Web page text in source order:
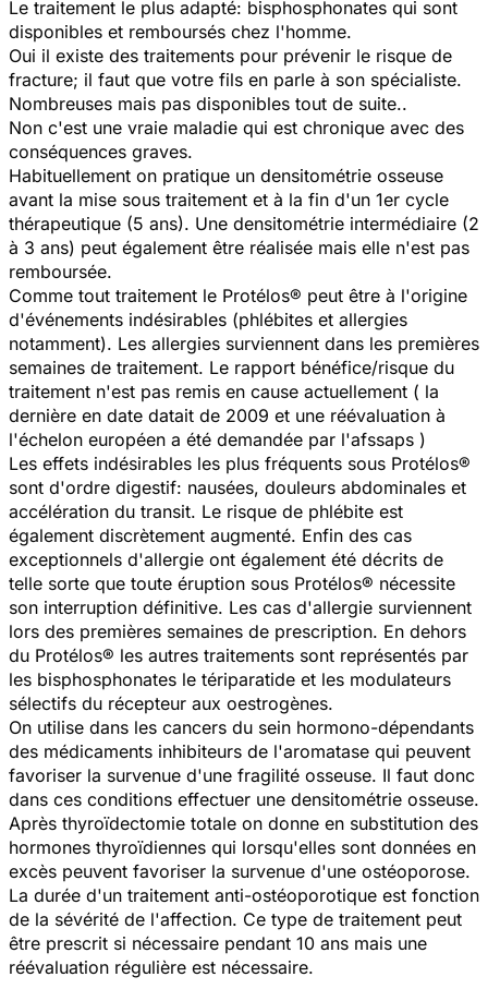
Le traitement le plus adapté: bisphosphonates qui sont
disponibles et remboursés chez l'homme.
Oui il existe des traitements pour prévenir le risque de
fracture; il faut que votre fils en parle à son spécialiste.
Nombreuses mais pas disponibles tout de suite..
Non c'est une vraie maladie qui est chronique avec des
conséquences graves.
Habituellement on pratique un densitométrie osseuse
avant la mise sous traitement et à la fin d'un 1er cycle
thérapeutique (5 ans). Une densitométrie intermédiaire (2
à 3 ans) peut également être réalisée mais elle n'est pas
remboursée.
Comme tout traitement le Protélos® peut être à l'origine
d'événements indésirables (phlébites et allergies
notamment). Les allergies surviennent dans les premières
semaines de traitement. Le rapport bénéfice/risque du
traitement n'est pas remis en cause actuellement ( la
dernière en date datait de 2009 et une réévaluation à
l'échelon européen a été demandée par l'afssaps )
Les effets indésirables les plus fréquents sous Protélos®
sont d'ordre digestif: nausées, douleurs abdominales et
accélération du transit. Le risque de phlébite est
également discrètement augmenté. Enfin des cas
exceptionnels d'allergie ont également été décrits de
telle sorte que toute éruption sous Protélos® nécessite
son interruption définitive. Les cas d'allergie surviennent
lors des premières semaines de prescription. En dehors
du Protélos® les autres traitements sont représentés par
les bisphosphonates le tériparatide et les modulateurs
sélectifs du récepteur aux oestrogènes.
On utilise dans les cancers du sein hormono-dépendants
des médicaments inhibiteurs de l'aromatase qui peuvent
favoriser la survenue d'une fragilité osseuse. Il faut donc
dans ces conditions effectuer une densitométrie osseuse.
Après thyroïdectomie totale on donne en substitution des
hormones thyroïdiennes qui lorsqu'elles sont données en
excès peuvent favoriser la survenue d'une ostéoporose.
La durée d'un traitement anti-ostéoporotique est fonction
de la sévérité de l'affection. Ce type de traitement peut
être prescrit si nécessaire pendant 10 ans mais une
réévaluation régulière est nécessaire.